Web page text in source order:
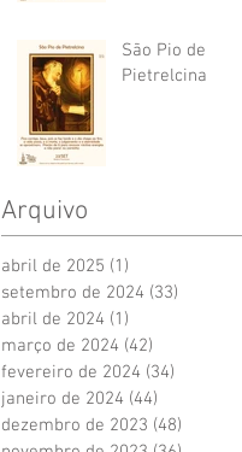
São Pio de
Pietrelcina
Arquivo
abril de 2025 (1)
setembro de 2024 (33)
abril de 2024 (1)
março de 2024 (42)
fevereiro de 2024 (34)
janeiro de 2024 (44)
dezembro de 2023 (48)